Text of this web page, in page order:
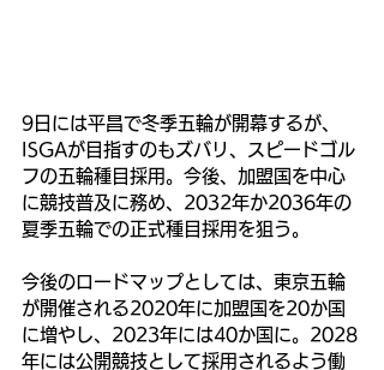
9日には平昌で冬季五輪が開幕するが、
ISGAが目指すのもズバリ、スピードゴル
フの五輪種目採用。今後、加盟国を中心
に競技普及に務め、2032年か2036年の
夏季五輪での正式種目採用を狙う。
今後のロードマップとしては、東京五輪
が開催される2020年に加盟国を20か国
に増やし、2023年には40か国に。2028
年には公開競技として採用されるよう働